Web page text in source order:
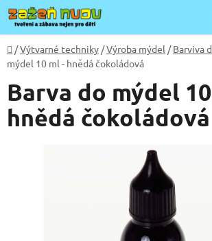
Přejít
na
obsah
Domů
/Výtvarné techniky /Výroba mýdel / Barviva
mýdel 10 ml - hnědá čokoládová
Barva do mýdel
hnědá čokoládová